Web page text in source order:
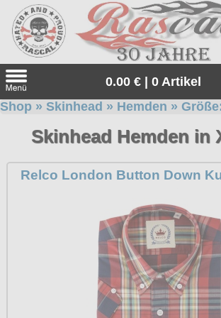
0.00 € | 0 Artikel
Sprache:
Neu bei uns
Angebote
Sonderangebote
Geschenketipps
Gratis
Unsere Gratiszugaben zu jeder
und in den Warenkorb
alle Artikel
Thor Steinar
Thor Steinar, das einzigartige, sportlich-
Everlast
Shop » Skinhead » Hemden »
Skinhead Hemden in
Relco London Button Down